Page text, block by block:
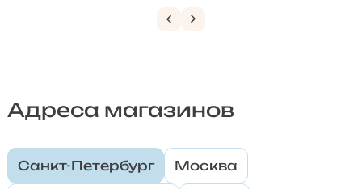
Адреса магазинов
Санкт-Петербург Москва